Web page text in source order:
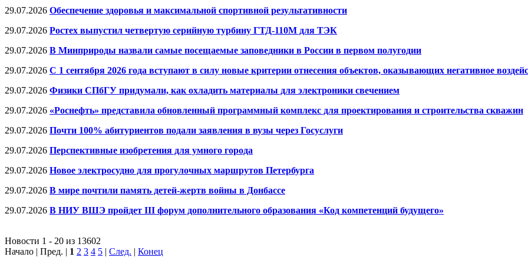
29.07.2026 Обеспечение здоровья и максимальной спортивной результативности
29.07.2026 Ростех выпустил четвертую серийную турбину ГТД-110М для ТЭК
29.07.2026 В Минприроды назвали самые посещаемые заповедники в России в первом полугодии
29.07.2026 С 1 сентября 2026 года вступают в силу новые критерии отнесения объектов, оказывающих негативное
29.07.2026 Физики СПбГУ придумали, как охладить материалы для электроники свечением
29.07.2026 «Роснефть» представила обновленный программный комплекс для проектирования и строительства скважин
29.07.2026 Почти 100% абитуриентов подали заявления в вузы через Госуслуги
29.07.2026 Перспективные изобретения для умного города
29.07.2026 Новое электросудно для прогулочных маршрутов Петербурга
29.07.2026 В мире почтили память детей-жертв войны в Донбассе
29.07.2026 В НИУ ВШЭ пройдет III форум дополнительного образования «Код компетенций будущего»
Новости 1 - 20 из 13602
Начало | Пред. | 1 2 3 4 5 | След. | Конец